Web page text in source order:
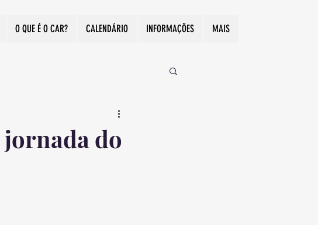
O QUE É O CAR? CALENDÁRIO INFORMAÇÕES MAIS
do